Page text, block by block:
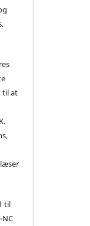
til at
til
NC